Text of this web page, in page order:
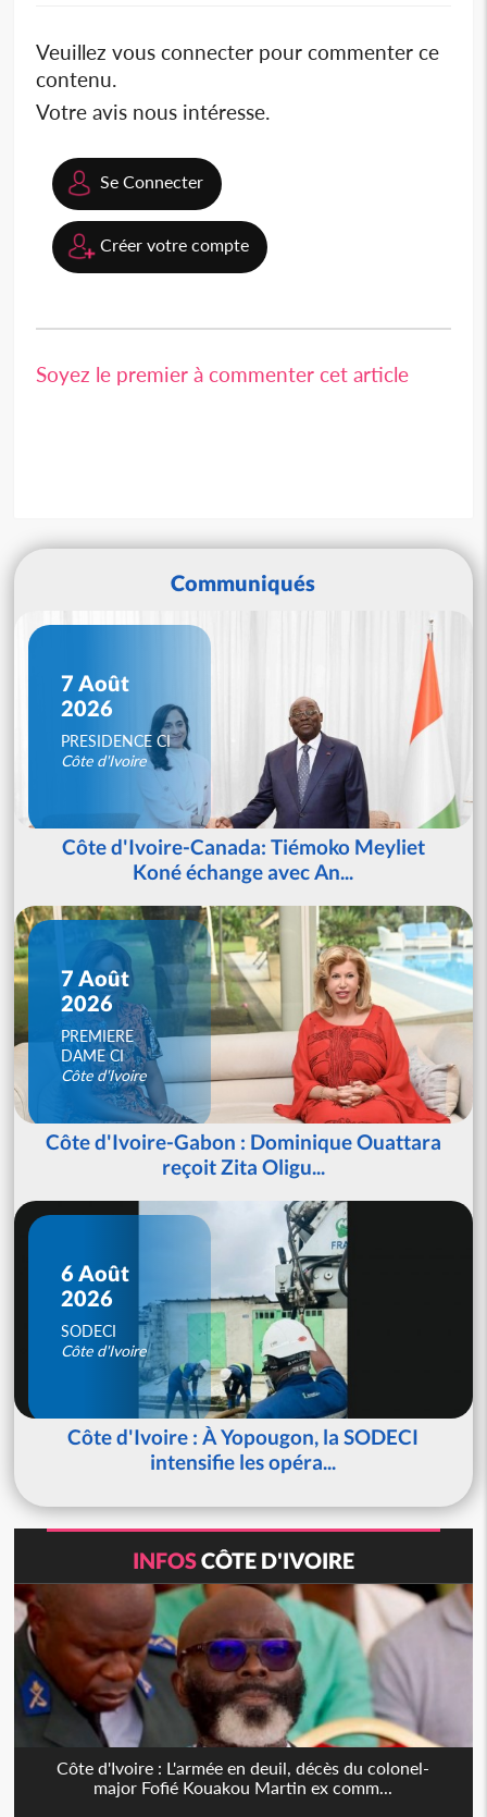
Veuillez vous connecter pour commenter ce
contenu.
Votre avis nous intéresse.
Se Connecter
Créer votre compte
Soyez le premier à commenter cet article
Communiqués
7 Août
2026
PRESIDENCE CI
Côte d'Ivoire
Côte d'Ivoire-Canada: Tiémoko Meyliet
Koné échange avec An...
7 Août
2026
PREMIERE
DAME CI
Côte d'Ivoire
Côte d'Ivoire-Gabon : Dominique Ouattara
reçoit Zita Oligu...
6 Août
2026
SODECI
Côte d'Ivoire
Côte d'Ivoire : À Yopougon, la SODECI
intensifie les opéra...
INFOSCÔTE D'IVOIRE
Côte d'Ivoire : L'armée en deuil, décès du colonel-
major Fofié Kouakou Martin ex comm...